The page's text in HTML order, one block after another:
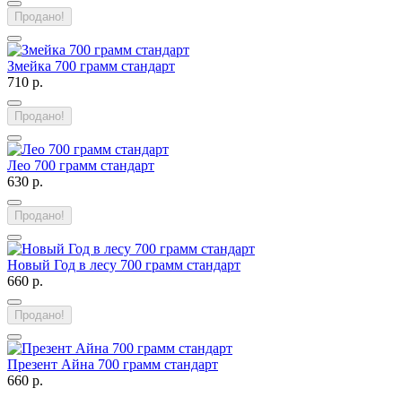
Продано!
Змейка 700 грамм стандарт
710 р.
Продано!
Лео 700 грамм стандарт
630 р.
Продано!
Новый Год в лесу 700 грамм стандарт
660 р.
Продано!
Презент Айна 700 грамм стандарт
660 р.